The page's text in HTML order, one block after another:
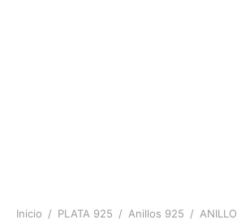
Inicio / PLATA 925 / Anillos 925 / ANILLO